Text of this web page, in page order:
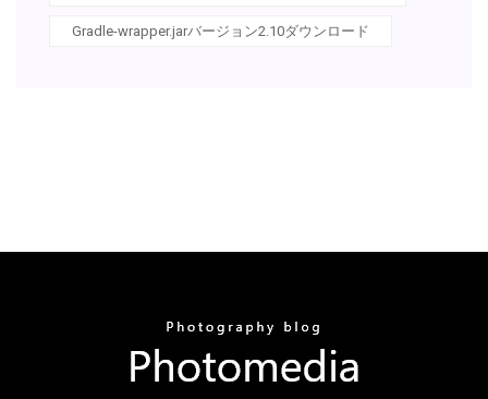
Gradle-wrapper.jarバージョン2.10ダウンロード